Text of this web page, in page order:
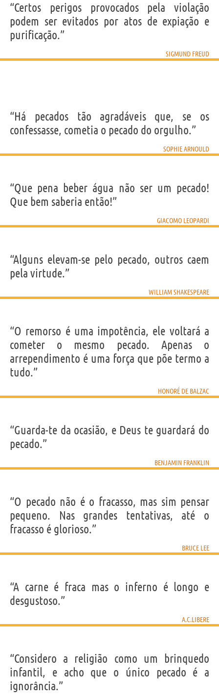
“Certos perigos provocados pela violação
podem ser evitados por atos de expiação e
purificação.”
SIGMUND FREUD
“Há pecados tão agradáveis que, se os
confessasse, cometia o pecado do orgulho.”
SOPHIE ARNOULD
“Que pena beber água não ser um pecado!
Que bem saberia então!”
GIACOMO LEOPARDI
“Alguns elevam-se pelo pecado, outros caem
pela virtude.”
WILLIAM SHAKESPEARE
“O remorso é uma impotência, ele voltará a
cometer o mesmo pecado. Apenas o
arrependimento é uma força que põe termo a
tudo.”
HONORÉ DE BALZAC
“Guarda-te da ocasião, e Deus te guardará do
pecado.”
BENJAMIN FRANKLIN
“O pecado não é o fracasso, mas sim pensar
pequeno. Nas grandes tentativas, até o
fracasso é glorioso.”
BRUCE LEE
“A carne é fraca mas o inferno é longo e
desgustoso.”
A.C.LIBERE
“Considero a religião como um brinquedo
infantil, e acho que o único pecado é a
ignorância.”